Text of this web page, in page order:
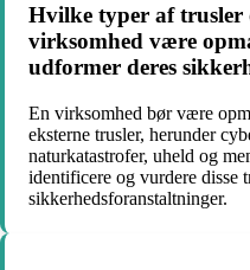
Hvilke typer af trusler
virksomhed være
udformer deres
En virksomhed bør være
eksterne trusler, herunder
naturkatastrofer, uheld og
identificere og vurdere disse
sikkerhedsforanstaltninger.